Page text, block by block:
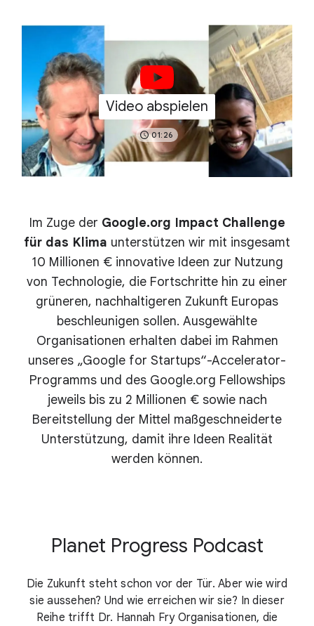
Video abspielen
01:26
Im Zuge der Google.org Impact Challenge
für das Klima unterstützen wir mit insgesamt
10 Millionen € innovative Ideen zur Nutzung
von Technologie, die Fortschritte hin zu einer
grüneren, nachhaltigeren Zukunft Europas
beschleunigen sollen. Ausgewählte
Organisationen erhalten dabei im Rahmen
unseres „Google for Startups“-Accelerator-
Programms und des Google.org Fellowships
jeweils bis zu 2 Millionen € sowie nach
Bereitstellung der Mittel maßgeschneiderte
Unterstützung, damit ihre Ideen Realität
werden können.
Planet Progress Podcast
Die Zukunft steht schon vor der Tür. Aber wie wird
sie aussehen? Und wie erreichen wir sie? In dieser
Reihe trifft Dr. Hannah Fry Organisationen, die